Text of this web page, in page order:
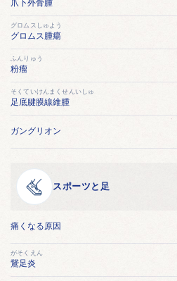
爪下外骨腫
グロムスしゅよう
グロムス腫瘍
ふんりゅう
粉瘤
そくていけんまくせんいしゅ
足底腱膜線維腫
ガングリオン
スポーツと足
痛くなる原因
がそくえん
鵞足炎